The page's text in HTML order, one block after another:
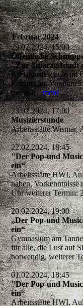
Februar 2024
29.02.2024, 15:00
Öffentliche
"Zur Smaragdstadt
Kreismusikschule im
Eintritt frei,
nwm.demehr
23.02.2024, 17:00
Musizierstunde
Arbeitsstätte
22.02.2024, 18:45
"Der Pop-und
ein“
Arbeitsstätte HWI,
haben,
Uhr weiterer
20.02.2024, 19:00
„Der Pop-und
ein“
Gymnasium am
für alle, die Lust auf
notwendig, weiterer
01.02.2024, 18:45
"Der Pop-und
ein“
Arbeitsstätte HWI,